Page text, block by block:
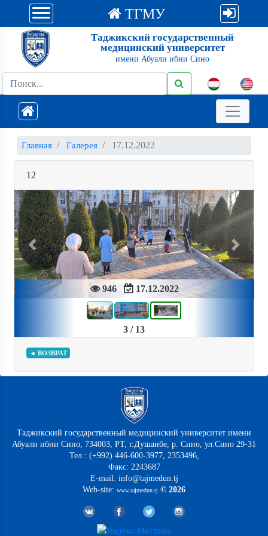
ТГМУ
Таджикский государственный
медицинский университет
имени Абуали ибни Сино
Главная Галерея 17.12.2022
12
946 17.12.2022
Previous Next
3 / 13
◄ ВОЗВРАТ
Таджикский государственный медицинский университет имени
Абуали ибни Сино, 734003, РТ, г.Душанбе, р. Сино, ул.Сино 29-31
Тел.: (+992) 446-600-3977, 2353496,
Факс: 2243687
E-mail: info@tajmedun.tj
Web-site: www.tajmedun.tj © 2026